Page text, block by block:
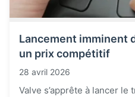
Lancement imminent
un prix compétitif
28 avril 2026
Valve s’apprête à lancer le